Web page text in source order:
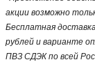
акции возможно
Бесплатная
рублей и варианте
ПВЗ СДЭК по всей